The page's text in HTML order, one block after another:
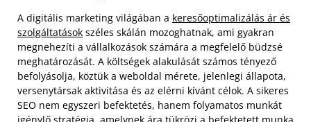
A digitális marketing világában a keresőoptimalizálás ár és
szolgáltatások széles skálán mozoghatnak, ami gyakran
megnehezíti a vállalkozások számára a megfelelő büdzsé
meghatározását. A költségek alakulását számos tényező
befolyásolja, köztük a weboldal mérete, jelenlegi állapota,
versenytársak aktivitása és az elérni kívánt célok. A sikeres
SEO nem egyszeri befektetés, hanem folyamatos munkát